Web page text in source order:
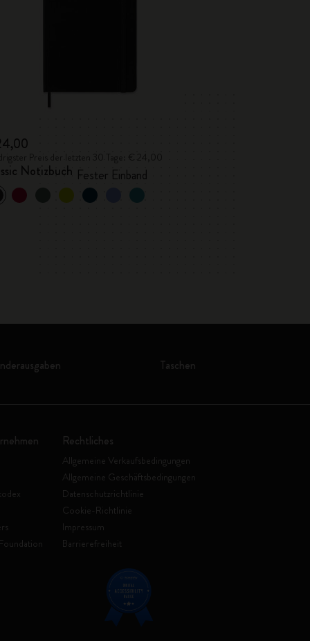
Notizbuch Fester Einband
Taschen
Rechtliches
Allgemeine Verkaufsbedingungen
Allgemeine Geschäftsbedingungen
Datenschutzrichtlinie
Cookie-Richtlinie
Impressum
Barrierefreiheit